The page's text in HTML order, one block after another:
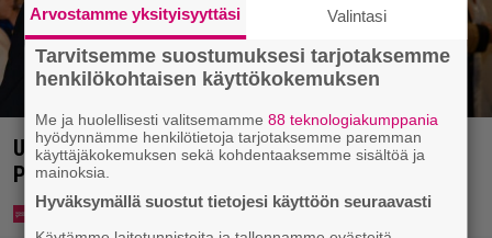
Uuno: Hjallis Harkimo menee naimisiin Jasmine
Pajarin kanssa
Arvostamme yksityisyyttäsi Valintasi
Tarvitsemme suostumuksesi tarjotaksemme
henkilökohtaisen käyttökokemuksen
Me ja huolellisesti valitsemamme88 teknologiakumppania
hyödynnämme henkilötietoja tarjotaksemme paremman
käyttäjäkokemuksen sekä kohdentaaksemme sisältöä ja
mainoksia.
Hyväksymällä suostut tietojesi käyttöön seuraavasti